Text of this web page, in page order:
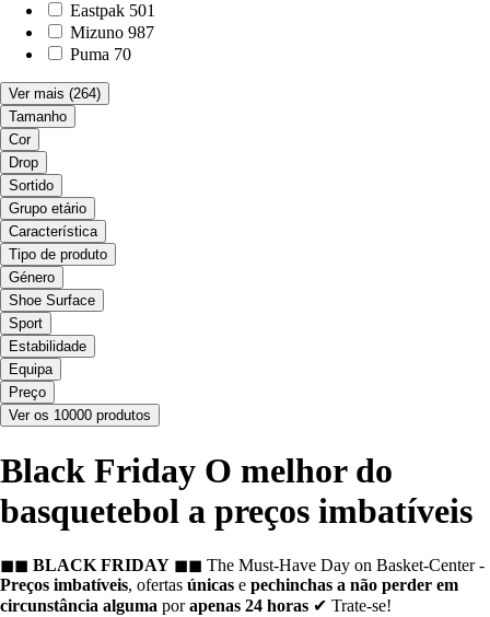
Eastpak 501
Mizuno 987
Puma 70
Ver mais (264)
Tamanho
Cor
Drop
Sortido
Grupo etário
Característica
Tipo de produto
Género
Shoe Surface
Sport
Estabilidade
Equipa
Preço
Ver os 10000 produtos
Black Friday O melhor do
basquetebol a preços imbatíveis
◼◼ BLACK FRIDAY ◼◼ The Must-Have Day on Basket-Center -
Preços imbatíveis, ofertas únicas e pechinchas a não perder em
circunstância alguma porapenas 24 horas ✔ Trate-se!